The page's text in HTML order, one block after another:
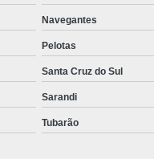
de Pasteurização de
Pasteurizador de
de Suco
de Sucos
para Sucos
Navegantes
Pelotas
Santa Cruz do Sul
Sarandi
Tubarão